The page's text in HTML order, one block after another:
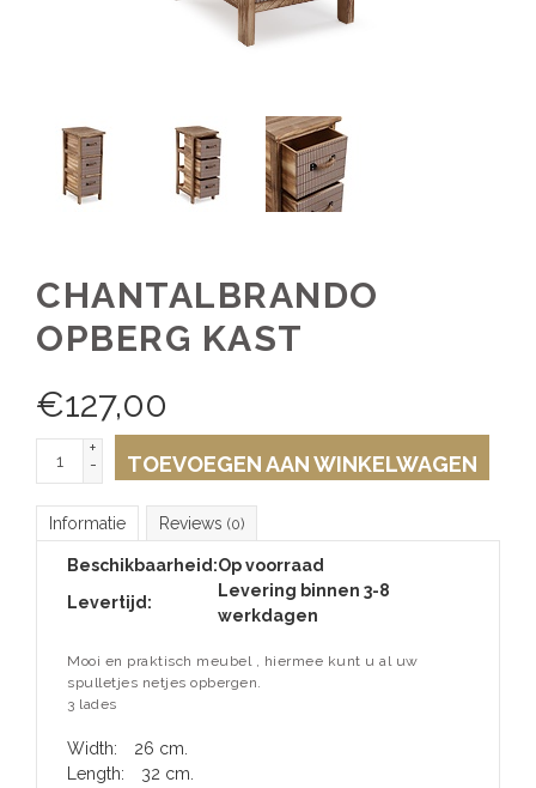
CHANTALBRANDO
OPBERG KAST
€127,00
+
-
TOEVOEGEN AAN WINKELWAGEN
Informatie Reviews (0)
Beschikbaarheid:Op voorraad
Levertijd:
Levering binnen 3-8
werkdagen
Mooi en praktisch meubel , hiermee kunt u al uw
spulletjes netjes opbergen.
3 lades
Width:
26 cm.
Length:
32 cm.